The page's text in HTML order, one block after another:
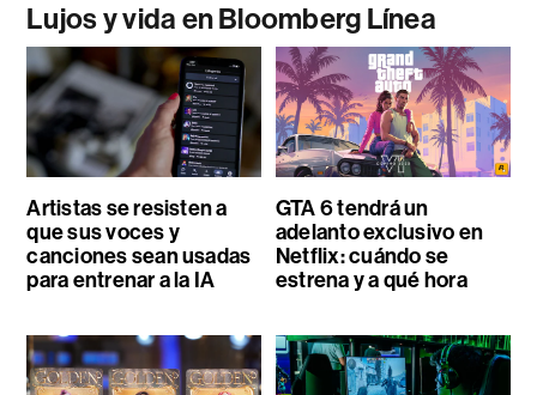
Lujos y vida en Bloomberg Línea
Artistas se resisten a
que sus voces y
canciones sean usadas
para entrenar a la IA
GTA 6 tendrá un
adelanto exclusivo en
Netflix: cuándo se
estrena y a qué hora